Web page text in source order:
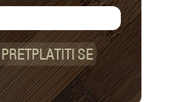
PRETPLATITI SE